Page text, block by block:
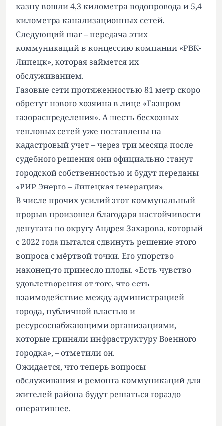
казну вошли 4,3 километра водопровода и 5,4
километра канализационных сетей.
Следующий шаг – передача этих
коммуникаций в концессию компании «РВК-
Липецк», которая займется их
обслуживанием.
Газовые сети протяженностью 81 метр скоро
обретут нового хозяина в лице «Газпром
газораспределения». А шесть бесхозных
тепловых сетей уже поставлены на
кадастровый учет – через три месяца после
судебного решения они официально станут
городской собственностью и будут переданы
«РИР Энерго – Липецкая генерация».
В числе прочих усилий этот коммунальный
прорыв произошел благодаря настойчивости
депутата по округу Андрея Захарова, который
с 2022 года пытался сдвинуть решение этого
вопроса с мёртвой точки. Его упорство
наконец-то принесло плоды. «Есть чувство
удовлетворения от того, что есть
взаимодействие между администрацией
города, публичной властью и
ресурсоснабжающими организациями,
которые приняли инфраструктуру Военного
городка», – отметили он.
Ожидается, что теперь вопросы
обслуживания и ремонта коммуникаций для
жителей района будут решаться гораздо
оперативнее.